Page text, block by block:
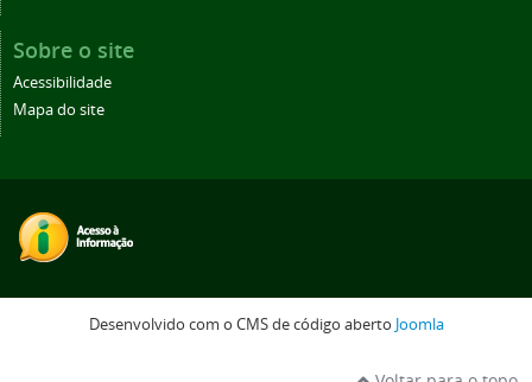
Sobre o site
Acessibilidade
Mapa do site
Desenvolvido com o CMS de código aberto Joomla